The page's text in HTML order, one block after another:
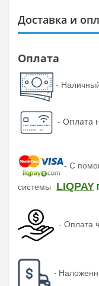
Доставка и
Оплата
-
- Оплата
- С
системы LIQPAY
- Оплата
-